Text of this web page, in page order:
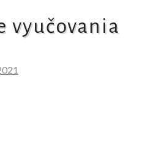
vyučovania